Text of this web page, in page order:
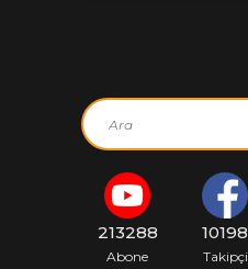
213288
Abone
10198
Takipçi